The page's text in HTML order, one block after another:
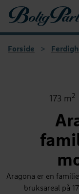
Boligpartner
Forside >
173 m2
Aragona er en
bruksareal på